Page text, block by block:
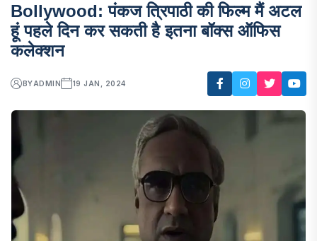
Bollywood: पंकज त्रिपाठी की फिल्म मैं अटल
हूं पहले दिन कर सकती है इतना बॉक्स ऑफिस
कलेक्शन
BYADMIN 19 JAN, 2024